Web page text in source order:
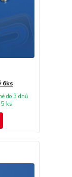
6ks
do 3 dnů
5 ks